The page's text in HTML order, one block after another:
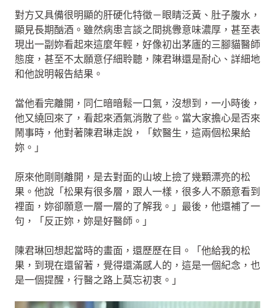
對方又具備很明顯的肝硬化特徵－眼睛泛黃、肚子腹水，
顯見長期酗酒。雖然病患言談之間挑釁意味濃厚，甚至表
現出一副妳看起來這麼年輕，好像初出茅廬的三腳貓醫師
態度，甚至不太願意仔細聆聽，陳君琳還是耐心、詳細地
和他說明報告結果。
當他看完離開，同仁暗暗鬆一口氣，沒想到，一小時後，
他又繞回來了，看起來酒氣消散了些。當大家擔心是否來
鬧事時，他對著陳君琳走說，「欸醫生，這兩個松果給
妳。」
原來他剛剛離開，是去對面的山坡上撿了幾顆漂亮的松
果。他說「松果有很多層，跟人一樣，很多人不願意看到
裡面，妳卻願意一層一層的了解我。」最後，他還補了一
句，「反正妳，妳是好醫師。」
陳君琳回想起當時的畫面，還歷歷在目。「他給我的松
果，到現在還留著，覺得還滿感人的，這是一個紀念，也
是一個提醒，行醫之路上莫忘初衷。」